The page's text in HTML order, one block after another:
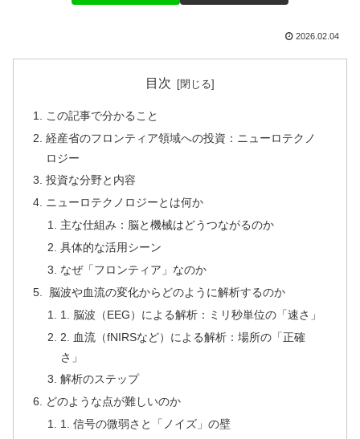
2026.02.04
目次
この記事で分かること
経産省のフロンティア領域への投資：ニューロテクノ
ロジー
投資な分野と内容
ニューロテクノロジーとは何か
主な仕組み：脳と機械はどうつながるのか
具体的な活用シーン
なぜ「フロンティア」なのか
脳波や血流の変化からどのように解析するのか
1. 脳波（EEG）による解析：ミリ秒単位の「速さ」
2. 血流（fNIRSなど）による解析：場所の「正確
さ」
解析のステップ
どのような点が難しいのか
1. 信号の微弱さと「ノイズ」の壁